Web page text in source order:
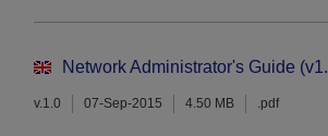
Network Administrator's Guide
v.1.0 07-Sep-2015 4.50 MB .pdf